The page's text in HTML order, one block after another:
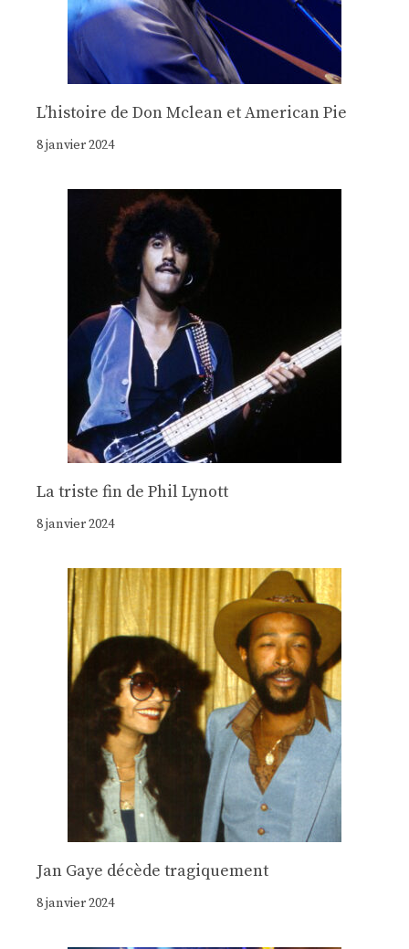
Lʼhistoire de Don Mclean et American Pie
8 janvier 2024
La triste fin de Phil Lynott
8 janvier 2024
Jan Gaye décède tragiquement
8 janvier 2024